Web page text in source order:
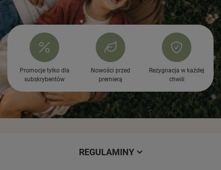
Promocje tylko dla
subskrybentów
Nowości przed
premierą
Rezygnacja w każdej
chwili
REGULAMINY